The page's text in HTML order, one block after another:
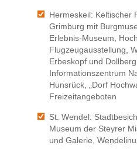
Hermeskeil: Keltischer
Grimburg mit
Erlebnis-Museum,
Flugzeugausstellung,
Erbeskopf und
Informationszentrum
Hunsrück, „Dorf
Freizeitangeboten
St. Wendel:
Museum der Steyrer
und Galerie,